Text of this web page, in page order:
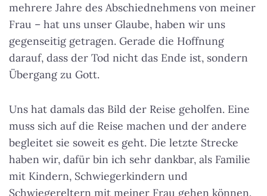
mehrere Jahre des Abschiednehmens von meiner
Frau – hat uns unser Glaube, haben wir uns
gegenseitig getragen. Gerade die Hoffnung
darauf, dass der Tod nicht das Ende ist, sondern
Übergang zu Gott.
Uns hat damals das Bild der Reise geholfen. Eine
muss sich auf die Reise machen und der andere
begleitet sie soweit es geht. Die letzte Strecke
haben wir, dafür bin ich sehr dankbar, als Familie
mit Kindern, Schwiegerkindern und
Schwiegereltern mit meiner Frau gehen können.